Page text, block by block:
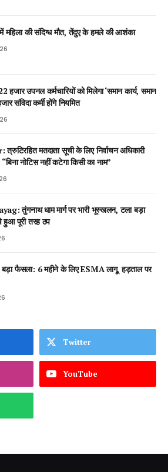
में महिला की संदिग्ध मौत, तेंदुए के हमले की आशंका
हजार उपनल कर्मचारियों को मिलेगा ‘समान कार्य, समान
संविदा कर्मी होंगे नियमित
मतदाता सूची के लिए निर्वाचन अधिकारी
नोटिस नहीं कटेगा किसी का नाम”
तुंगनाथ धाम मार्ग पर भारी भूस्खलन, टला बड़ा
हुआ पूरी तरह ठप
बड़ा फैसला: 6 महीने के लिए ESMA लागू, हड़ताल पर
Twitter
YouTube